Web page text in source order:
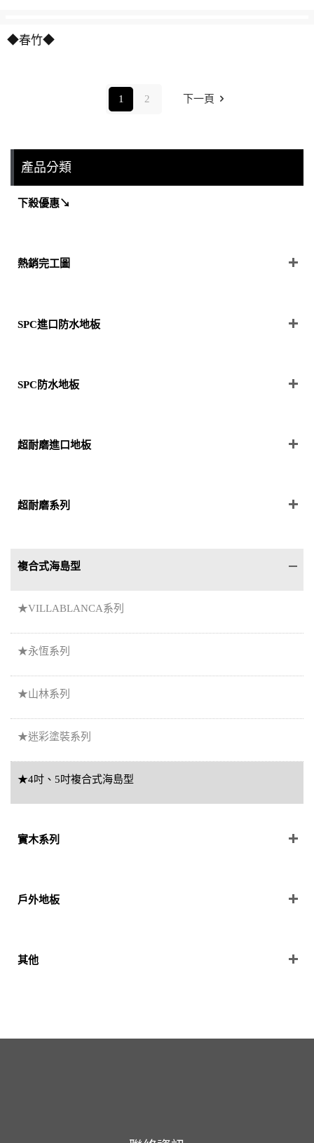
◆春竹◆
1 2 下一頁
產品分類
下殺優惠↘
熱銷完工圖
SPC進口防水地板
SPC防水地板
超耐磨進口地板
超耐磨系列
複合式海島型
★VILLABLANCA系列
★永恆系列
★山林系列
★迷彩塗裝系列
★4吋、5吋複合式海島型
實木系列
戶外地板
其他